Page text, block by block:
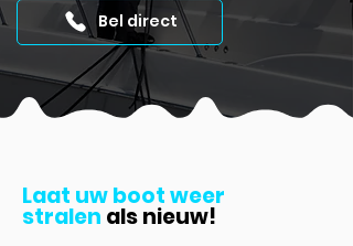
Bel direct
Laat uw boot weer
stralen als nieuw!